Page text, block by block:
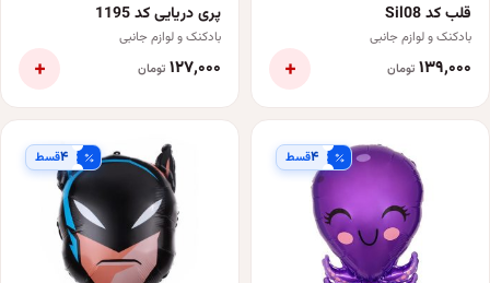
قلب کد Sil08
بادکنک و لوازم جانبی
۱۳۹٬۰۰۰ تومان +
پری دریایی کد 1195
بادکنک و لوازم جانبی
۱۲۷٬۰۰۰ تومان +
۴قسط ۴قسط